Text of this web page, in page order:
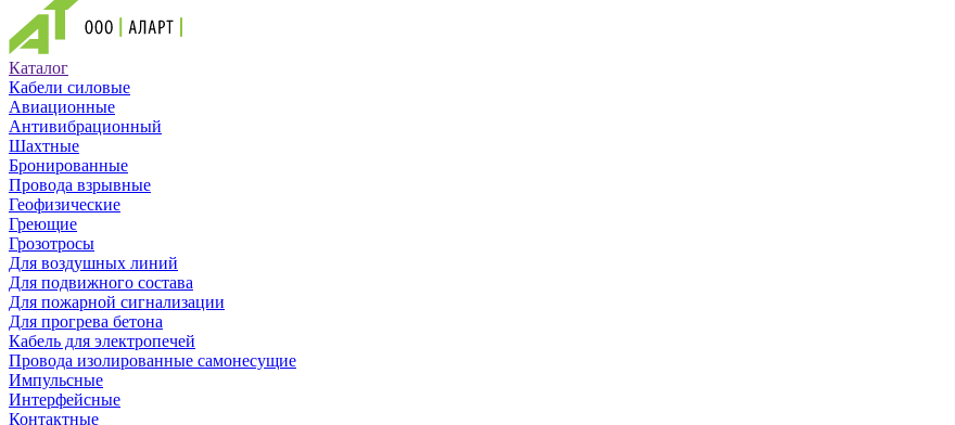
Каталог
Кабели силовые
Авиационные
Антивибрационный
Шахтные
Бронированные
Провода взрывные
Геофизические
Греющие
Грозотросы
Для воздушных линий
Для подвижного состава
Для пожарной сигнализации
Для прогрева бетона
Кабель для электропечей
Провода изолированные самонесущие
Импульсные
Интерфейсные
Контактные